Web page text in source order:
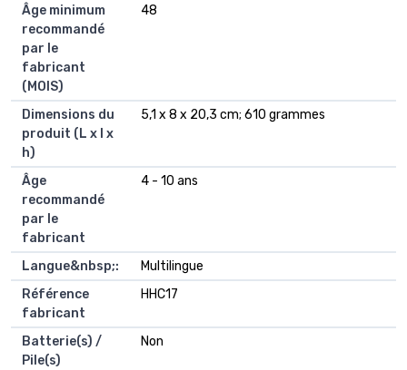
Âge minimum
recommandé
par le
fabricant
(MOIS)
‎48
Dimensions du
produit (L x l x
h)
‎5,1 x 8 x 20,3 cm; 610 grammes
Âge
recommandé
par le
fabricant
‎4 - 10 ans
Langue&nbsp;:
‎Multilingue
Référence
fabricant
‎HHC17
Batterie(s) /
Pile(s)
‎Non